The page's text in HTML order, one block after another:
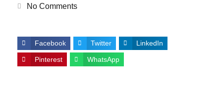
No Comments
Facebook Twitter LinkedIn
Pinterest WhatsApp